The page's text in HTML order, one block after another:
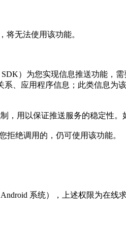
将无法使用该功能。
）为您实现信息推送功能
、应用程序信息；此类信息为
用以保证推送服务的稳定性。
拒绝调用的，仍可使用该功能。
系统），上述权限为在